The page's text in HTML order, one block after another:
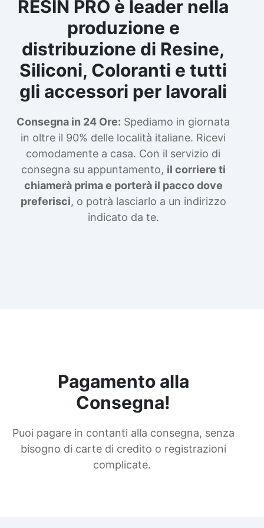
RESIN PRO è leader nella
produzione e
distribuzione di Resine,
Siliconi, Coloranti e tutti
gli accessori per lavorali
Consegna in 24 Ore: Spediamo in giornata
in oltre il 90% delle località italiane. Ricevi
comodamente a casa. Con il servizio di
consegna su appuntamento, il corriere ti
chiamerà prima e porterà il pacco dove
preferisci, o potrà lasciarlo a un indirizzo
indicato da te.
Pagamento alla
Consegna!
Puoi pagare in contanti alla consegna, senza
bisogno di carte di credito o registrazioni
complicate.